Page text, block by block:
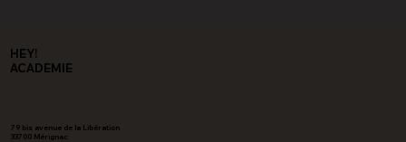
HEY!
ACADEMIE
79 bis avenue de la Libération
33700 Mérignac